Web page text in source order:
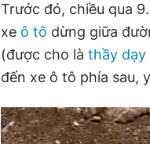
Trước đó, chiều qua
xe ô tô dừng giữa
(được cho là thầy dạy
đến xe ô tô phía sau,